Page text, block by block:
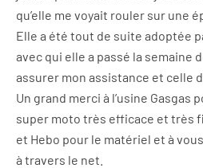
qu’elle me voyait rouler sur une
Elle a été tout de suite adoptée
avec qui elle a passé la semaine
assurer mon assistance et celle
Un grand merci à l’usine Gasgas
super moto très efficace et très
et Hebo pour le matériel et à
à travers le net.